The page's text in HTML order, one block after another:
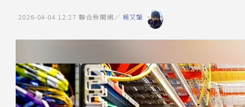
2026-04-04 12:27 聯合新聞網／ 楊又肇